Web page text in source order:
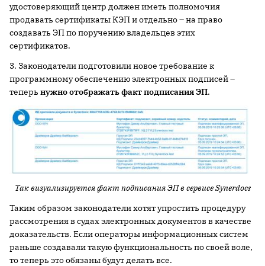
удостоверяющий центр должен иметь полномочия
продавать сертификаты КЭП и отдельно – на право
создавать ЭП по поручению владельцев этих
сертификатов.
3. Законодатели подготовили новое требование к
программному обеспечению электронных подписей –
теперь нужно отображать факт подписания ЭП.
Так визуализируется факт подписания ЭП в сервисеSynerdocs
Таким образом законодатели хотят упростить процедуру
рассмотрения в судах электронных документов в качестве
доказательств. Если операторы информационных систем
раньше создавали такую функциональность по своей воле,
то теперь это обязаны будут делать все.